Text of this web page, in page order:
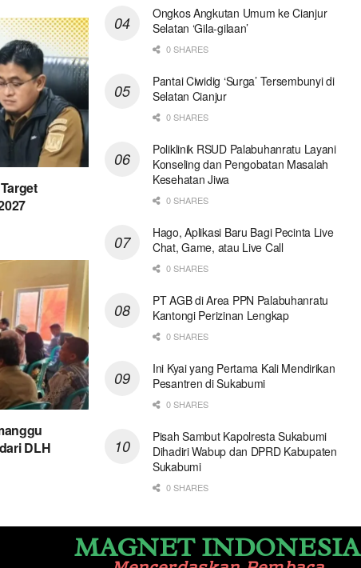
DLH
Ongkos Angkutan Umum ke Cianjur
Selatan ‘Gila-gilaan’
0 SHARES
Pantai Ciwidig ‘Surga’ Tersembunyi di
Selatan Cianjur
0 SHARES
Poliklinik RSUD Palabuhanratu Layani
Konseling dan Pengobatan Masalah
Kesehatan Jiwa
0 SHARES
Hago, Aplikasi Baru Bagi Pecinta Live
Chat, Game, atau Live Call
0 SHARES
PT AGB di Area PPN Palabuhanratu
Kantongi Perizinan Lengkap
0 SHARES
Ini Kyai yang Pertama Kali Mendirikan
Pesantren di Sukabumi
0 SHARES
Pisah Sambut Kapolresta Sukabumi
Dihadiri Wabup dan DPRD Kabupaten
Sukabumi
0 SHARES
MAGNET INDONESIA